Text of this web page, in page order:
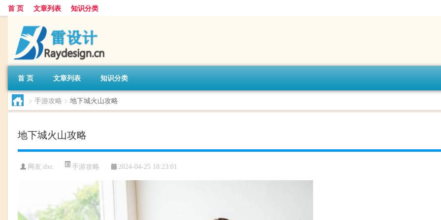
首 页 文章列表 知识分类
首 页 文章列表 知识分类
> 手游攻略 > 地下城火山攻略
地下城火山攻略
网友:dxc 手游攻略 2024-04-25 18:23:01